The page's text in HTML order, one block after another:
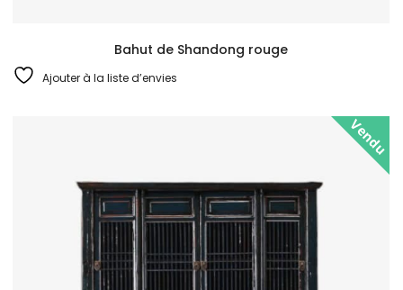
Bahut de Shandong rouge
Ajouter à la liste d’envies
Vendu